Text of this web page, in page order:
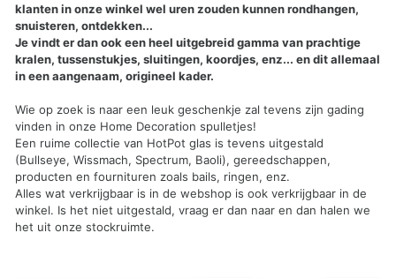
klanten in onze winkel wel uren zouden kunnen rondhangen,
snuisteren, ontdekken...
Je vindt er dan ook een heel uitgebreid gamma van prachtige
kralen, tussenstukjes, sluitingen, koordjes, enz... en dit allemaal
in een aangenaam, origineel kader.
Wie op zoek is naar een leuk geschenkje zal tevens zijn gading
vinden in onze Home Decoration spulletjes!
Een ruime collectie van HotPot glas is tevens uitgestald
(Bullseye, Wissmach, Spectrum, Baoli), gereedschappen,
producten en fournituren zoals bails, ringen, enz.
Alles wat verkrijgbaar is in de webshop is ook verkrijgbaar in de
winkel. Is het niet uitgestald, vraag er dan naar en dan halen we
het uit onze stockruimte.